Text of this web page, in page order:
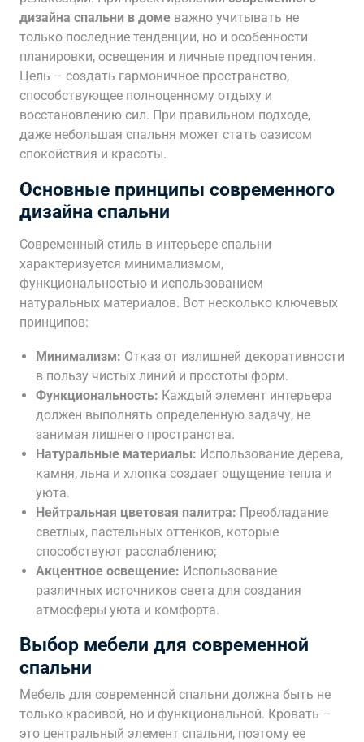
дизайна спальни в доме важно учитывать не
только последние тенденции, но и особенности
планировки, освещения и личные предпочтения.
Цель – создать гармоничное пространство,
способствующее полноценному отдыху и
восстановлению сил. При правильном подходе,
даже небольшая спальня может стать оазисом
спокойствия и красоты.
Основные принципы современного
дизайна спальни
Современный стиль в интерьере спальни
характеризуется минимализмом,
функциональностью и использованием
натуральных материалов. Вот несколько ключевых
принципов:
Минимализм: Отказ от излишней декоративности
в пользу чистых линий и простоты форм.
Функциональность: Каждый элемент интерьера
должен выполнять определенную задачу, не
занимая лишнего пространства.
Натуральные материалы: Использование дерева,
камня, льна и хлопка создает ощущение тепла и
уюта.
Нейтральная цветовая палитра: Преобладание
светлых, пастельных оттенков, которые
способствуют расслаблению;
Акцентное освещение: Использование
различных источников света для создания
атмосферы уюта и комфорта.
Выбор мебели для современной
спальни
Мебель для современной спальни должна быть не
только красивой, но и функциональной. Кровать –
это центральный элемент спальни, поэтому ее